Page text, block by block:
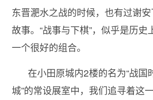
东晋淝水之战的时候，也有过谢
故事。“战事与下棋”，似乎是历史
一个很好的组合。
在小田原城内2楼的名为“战国
城”的常设展室中，我们追寻着这